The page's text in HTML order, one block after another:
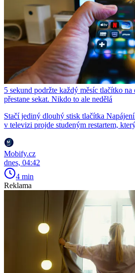
5 sekund podržte každý měsíc tlačítko na
přestane sekat. Nikdo to ale nedělá
Stačí jediný dlouhý stisk tlačítka
v televizi projde studeným restartem,
Mobify.cz
dnes, 04:42
4 min
Reklama